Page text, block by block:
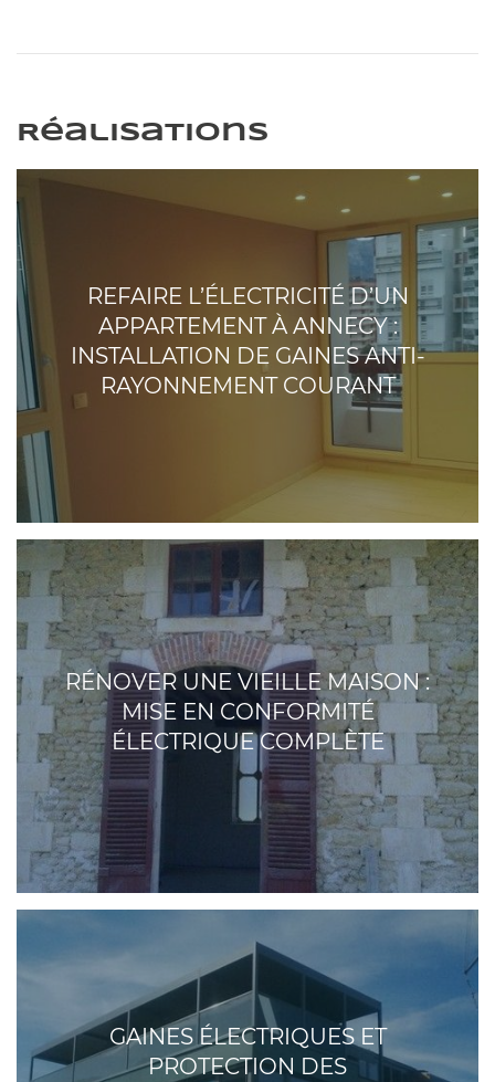
Réalisations
REFAIRE L’ÉLECTRICITÉ D’UN
APPARTEMENT À ANNECY :
INSTALLATION DE GAINES ANTI-
RAYONNEMENT COURANT
RÉNOVER UNE VIEILLE MAISON :
MISE EN CONFORMITÉ
ÉLECTRIQUE COMPLÈTE
GAINES ÉLECTRIQUES ET
PROTECTION DES